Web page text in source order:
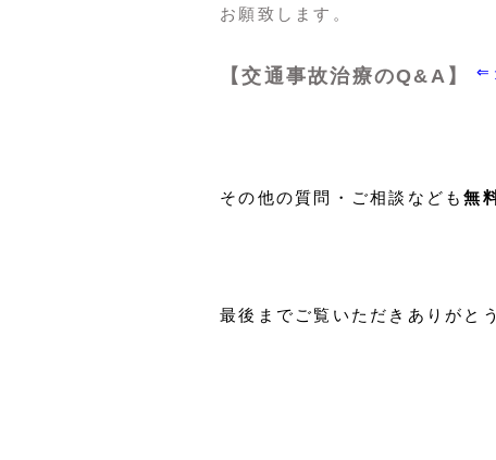
お願致します。
【交通事故治療のQ&A】 ⇐
その他の質問・ご相談なども無
最後までご覧いただきありがと